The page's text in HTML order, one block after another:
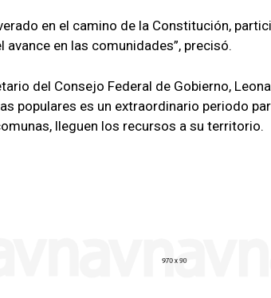
en el camino de la Constitución,
avance en las comunidades”, precisó.
del Consejo Federal de Gobierno,
populares es un extraordinario periodo
lleguen los recursos a su territorio.